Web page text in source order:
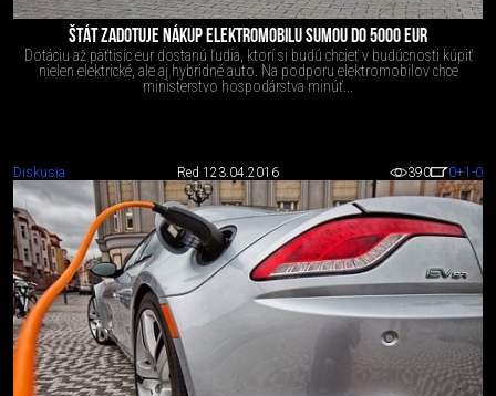
ŠTÁT ZADOTUJE NÁKUP ELEKTROMOBILU SUMOU DO 5000 EUR
Dotáciu až päťtisíc eur dostanú ľudia, ktorí si budú chcieť v budúcnosti kúpiť
nielen elektrické, ale aj hybridné auto. Na podporu elektromobilov chce
ministerstvo hospodárstva minúť...
Diskusia Red 1 23.04.2016 390 0+1 -0